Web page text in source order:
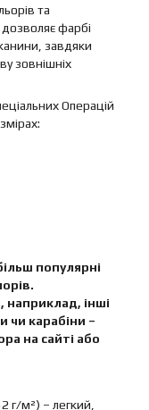
та
фарбі
завдяки
зовнішніх
Операцій
популярні
наприклад, інші
чи карабіни –
на сайті або
г/м²) – легкий,